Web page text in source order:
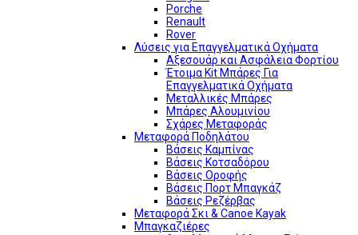
Porche
Renault
Rover
Λύσεις για Επαγγελματικά Οχήματα
Αξεσουάρ και Ασφάλεια Φορτίου
Έτοιμα Kit Μπάρες Για
Επαγγελματικά Οχήματα
Μεταλλικές Μπάρες
Μπάρες Αλουμινίου
Σχάρες Μεταφοράς
Μεταφορά Ποδηλάτου
Βάσεις Καμπίνας
Βάσεις Κοτσαδόρου
Βάσεις Οροφής
Βάσεις Πορτ Μπαγκάζ
Βάσεις Ρεζέρβας
Μεταφορά Σκι & Canoe Kayak
Μπαγκαζιέρες